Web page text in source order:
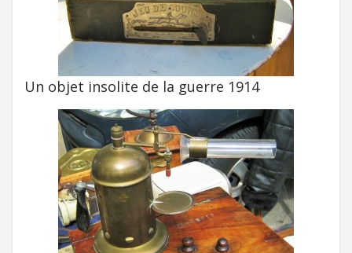
Un objet insolite de la guerre 1914